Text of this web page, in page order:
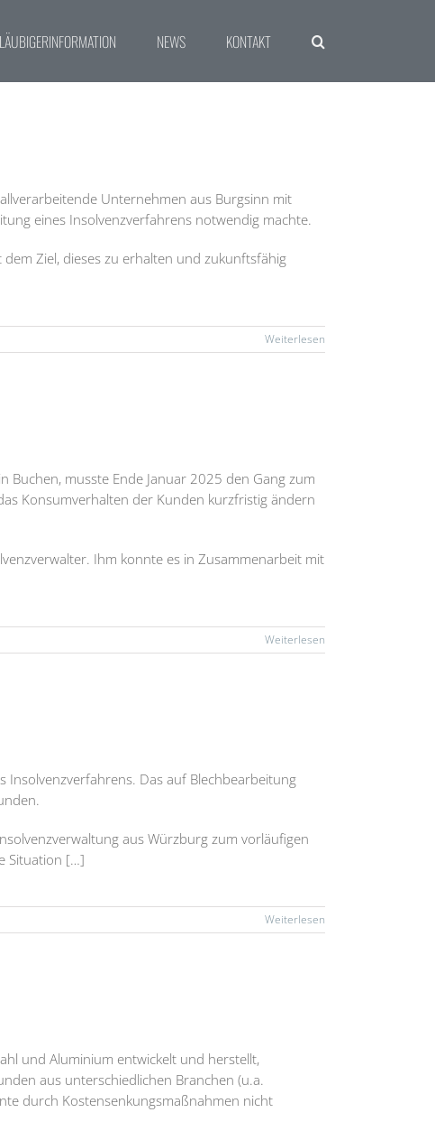
NEWS KONTAKT
Unternehmen aus Burgsinn mit
eines Insolvenzverfahrens notwendig machte.
Ziel, dieses zu erhalten und zukunftsfähig
Weiterlesen
Buchen, musste Ende Januar 2025 den Gang zum
Konsumverhalten der Kunden kurzfristig ändern
Ihm konnte es in Zusammenarbeit mit
Weiterlesen
Das auf Blechbearbeitung
aus Würzburg zum vorläufigen
Situation […]
Weiterlesen
und Aluminium entwickelt und herstellt,
aus unterschiedlichen Branchen (u.a.
durch Kostensenkungsmaßnahmen nicht